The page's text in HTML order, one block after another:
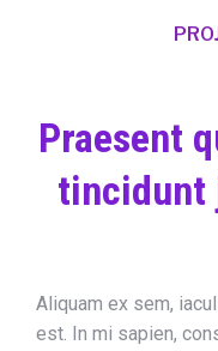
Praesent
tincidunt
Aliquam ex sem,
est. In mi sapien,